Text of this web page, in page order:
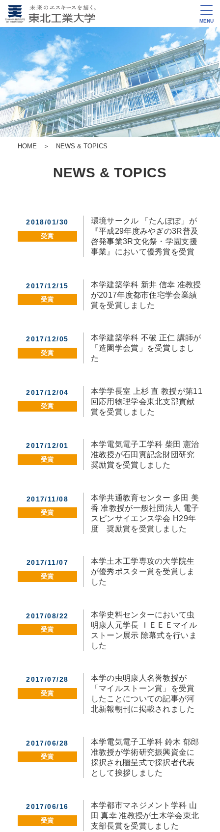
MENU
HOME ＞ NEWS & TOPICS
NEWS & TOPICS
2018/01/30
受賞
環境サークル 「たんぽぽ」が
『平成29年度みやぎの3R普及
啓発事業3R文化祭・学園支援
事業』において優秀賞を受賞
2017/12/15
受賞
本学建築学科 新井 信幸 准教授
が2017年度都市住宅学会業績
賞を受賞しました
2017/12/05
受賞
本学建築学科 不破 正仁 講師が
「造園学会賞」を受賞しまし
た
2017/12/04
受賞
本学学長室 上杉 直 教授が第11
回応用物理学会東北支部貢献
賞を受賞しました
2017/12/01
受賞
本学電気電子工学科 柴田 憲治
准教授が石田實記念財団研究
奨励賞を受賞しました
2017/11/08
受賞
本学共通教育センター 多田 美
香 准教授が一般社団法人 電子
スピンサイエンス学会 H29年
度 奨励賞を受賞しました
2017/11/07
受賞
本学土木工学専攻の大学院生
が優秀ポスター賞を受賞しま
した
2017/08/22
受賞
本学史料センターにおいて虫
明康人元学長 ＩＥＥＥマイル
ストーン展示 除幕式を行いま
した
2017/07/28
受賞
本学の虫明康人名誉教授が
「マイルストーン賞」を受賞
したことについての記事が河
北新報朝刊に掲載されました
2017/06/28
受賞
本学電気電子工学科 鈴木 郁郎
准教授が学術研究振興資金に
採択され贈呈式で採択者代表
として挨拶しました
2017/06/16
受賞
本学都市マネジメント学科 山
田 真幸 准教授が土木学会東北
支部長賞を受賞しました